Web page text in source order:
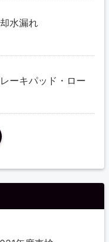
水漏れ
ーキパッド・ロー